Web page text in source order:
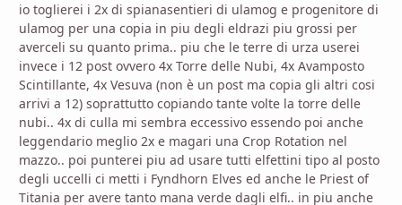
io toglierei i 2x di spianasentieri di ulamog e progenitore di
ulamog per una copia in piu degli eldrazi piu grossi per
averceli su quanto prima.. piu che le terre di urza userei
invece i 12 post ovvero 4x Torre delle Nubi, 4x Avamposto
Scintillante, 4x Vesuva (non è un post ma copia gli altri cosi
arrivi a 12) soprattutto copiando tante volte la torre delle
nubi.. 4x di culla mi sembra eccessivo essendo poi anche
leggendario meglio 2x e magari una Crop Rotation nel
mazzo.. poi punterei piu ad usare tutti elfettini tipo al posto
degli uccelli ci metti i Fyndhorn Elves ed anche le Priest of
Titania per avere tanto mana verde dagli elfi.. in piu anche